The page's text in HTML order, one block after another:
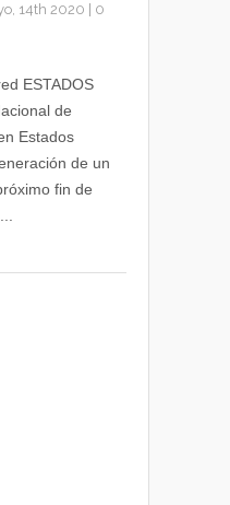
14th 2020
0
ESTADOS
de
Estados
de un
fin de